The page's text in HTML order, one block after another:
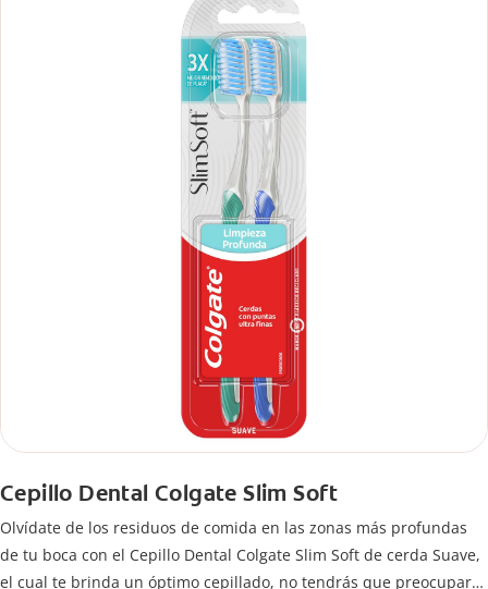
Cepillo Dental Colgate Slim Soft
Olvídate de los residuos de comida en las zonas más profundas
de tu boca con el Cepillo Dental Colgate Slim Soft de cerda Suave,
el cual te brinda un óptimo cepillado, no tendrás que preocuparte